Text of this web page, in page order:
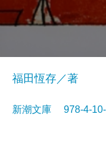
福田恆存／著
新潮文庫 978-4-